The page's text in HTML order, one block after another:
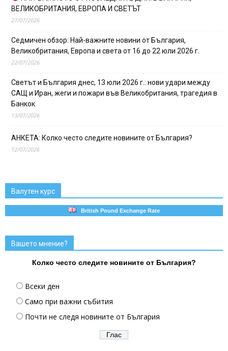
ВЕЛИКОБРИТАНИЯ, ЕВРОПА И СВЕТЪТ
27/07/2026
Седмичен обзор: Най-важните новини от България,
Великобритания, Европа и света от 16 до 22 юли 2026 г.
22/07/2026
Светът и България днес, 13 юли 2026 г.: нови удари между
САЩ и Иран, жеги и пожари във Великобритания, трагедия в
Банкок
13/07/2026
АНКЕТА: Колко често следите новините от България?
12/07/2026
Валутен курс
British Pound Exchange Rate
Вашето мнение?
Колко често следите новините от България?
Всеки ден
Само при важни събития
Почти не следя новините от България